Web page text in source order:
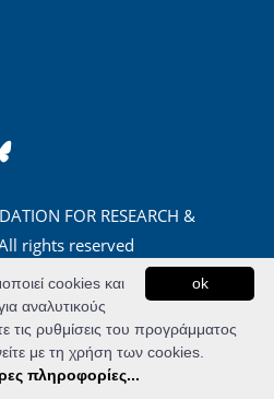
FOR RESEARCH &
rights reserved
ok
cookies και
αναλυτικούς
τις ρυθμίσεις του προγράμματος
με τη χρήση των cookies.
πληροφορίες...